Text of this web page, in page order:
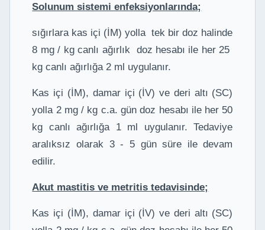
Solunum sistemi enfeksiyonlarında;
sığırlara kas içi (İM) yolla tek bir doz halinde
8 mg / kg canlı ağırlık doz hesabı ile her 25
kg canlı ağırlığa 2 ml uygulanır.
Kas içi (İM), damar içi (İV) ve deri altı (SC)
yolla 2 mg / kg c.a. gün doz hesabı ile her 50
kg canlı ağırlığa 1 ml uygulanır. Tedaviye
aralıksız olarak 3 - 5 gün süre ile devam
edilir.
Akut mastitis ve metritis tedavisinde;
Kas içi (İM), damar içi (İV) ve deri altı (SC)